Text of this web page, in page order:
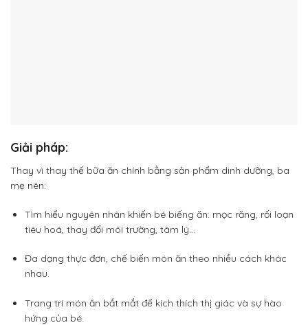
Giải pháp:
Thay vì thay thế bữa ăn chính bằng sản phẩm dinh dưỡng, ba
mẹ nên:
Tìm hiểu nguyên nhân khiến bé biếng ăn: mọc răng, rối loạn
tiêu hoá, thay đổi môi trường, tâm lý…
Đa dạng thực đơn, chế biến món ăn theo nhiều cách khác
nhau.
Trang trí món ăn bắt mắt để kích thích thị giác và sự hào
hứng của bé.